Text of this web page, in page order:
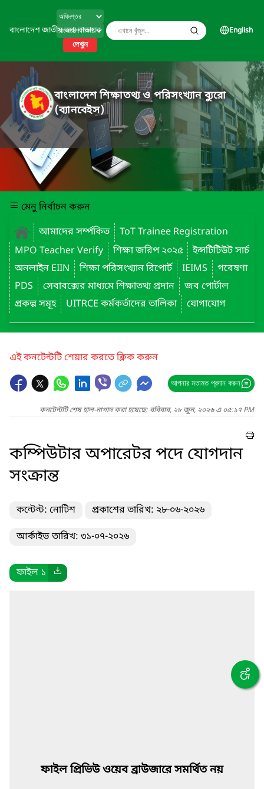
বাংলাদেশ জাতীয় তথ্য বাতায়ন
দেখুন
English
বাংলাদেশ শিক্ষাতথ্য ও পরিসংখ্যান ব্যুরো
(ব্যানবেইস)
মেনু নির্বাচন করুন
আমাদের সর্ম্পকিত
ToT Trainee Registration
MPO Teacher Verify
শিক্ষা জরিপ ২০২৫
ইন্সটিটিউট সার্চ
অনলাইন EIIN
শিক্ষা পরিসংখ্যান রিপোর্ট IEIMS
গবেষণা
PDS
সেবাবক্সের মাধ্যমে শিক্ষাতথ্য প্রদান
জব পোর্টাল
প্রকল্প সমূহ
UITRCE কর্মকর্তাদের তালিকা যোগাযোগ
এই কনটেন্টটি শেয়ার করতে ক্লিক করুন
আপনার মতামত প্রদান করুন
কনটেন্টটি শেষ হাল-নাগাদ করা হয়েছে: রবিবার, ২৮ জুন, ২০২৬ এ ০৫:১৭ PM
কম্পিউটার অপারেটর পদে যোগদান
সংক্রান্ত
কন্টেন্ট: নোটিশ প্রকাশের তারিখ: ২৮-০৬-২০২৬
আর্কাইভ তারিখ: ৩১-০৭-২০২৬
ফাইল ১
ফাইল প্রিভিউ ওয়েব ব্রাউজারে সমর্থিত নয়